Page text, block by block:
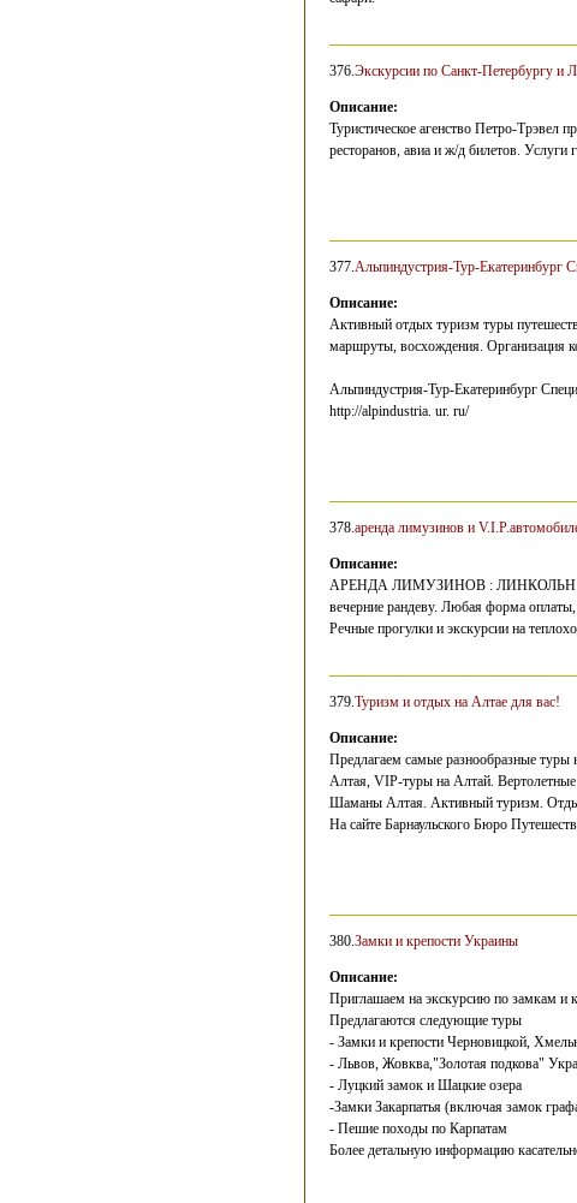
376.Экскурсии по Санкт-Петербургу и
Описание:
Туристическое агенство Петро-Трэвел
ресторанов, авиа и ж/д билетов.
377.Альпиндустрия-Тур-Екатеринбург
Описание:
Активный отдых туризм туры
маршруты, восхождения. Организация
Альпиндустрия-Тур-Екатеринбург
http://alpindustria. ur. ru/
378.аренда лимузинов и
Описание:
АРЕНДА ЛИМУЗИНОВ : ЛИНКОЛЬН
вечерние рандеву. Любая форма
Речные прогулки и экскурсии на
379.Туризм и отдых на Алтае для вас!
Описание:
Предлагаем самые разнообразные
Алтая, VIP-туры на Алтай.
Шаманы Алтая. Активный туризм.
На сайте Барнаульского Бюро
380.Замки и крепости Украины
Описание:
Приглашаем на экскурсию по замкам и
Предлагаются следующие туры
- Замки и крепости Черновицкой,
- Львов, Жовква,"Золотая подкова"
- Луцкий замок и Шацкие озера
-Замки Закарпатья (включая замок
- Пешие походы по Карпатам
Более детальную информацию